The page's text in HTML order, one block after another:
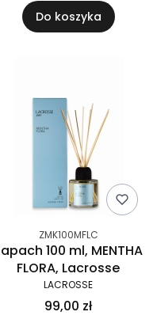
Do koszyka
ZMK100MFLC
100 ml, MENTHA
FLORA, Lacrosse
LACROSSE
99,00 zł